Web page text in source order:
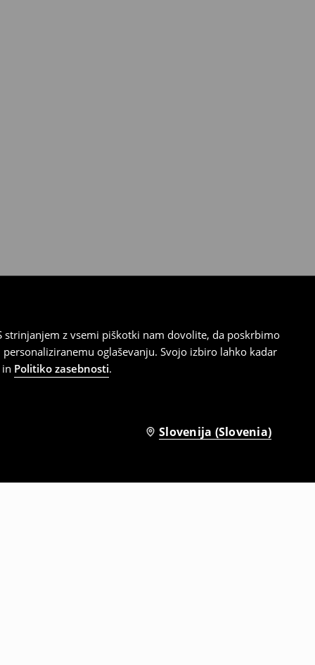
z vsemi piškotki nam dovolite, da poskrbimo
oglaševanju. Svojo izbiro lahko kadar
in Politiko zasebnosti.
Slovenija (Slovenia)